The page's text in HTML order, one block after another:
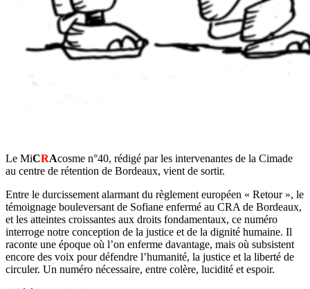
Le MiCRAcosme n°40, rédigé par les intervenantes de la Cimade
au centre de rétention de Bordeaux, vient de sortir.
Entre le durcissement alarmant du règlement européen « Retour », le
témoignage bouleversant de Sofiane enfermé au CRA de Bordeaux,
et les atteintes croissantes aux droits fondamentaux, ce numéro
interroge notre conception de la justice et de la dignité humaine. Il
raconte une époque où l’on enferme davantage, mais où subsistent
encore des voix pour défendre l’humanité, la justice et la liberté de
circuler. Un numéro nécessaire, entre colère, lucidité et espoir.